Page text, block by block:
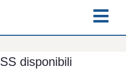
disponibili